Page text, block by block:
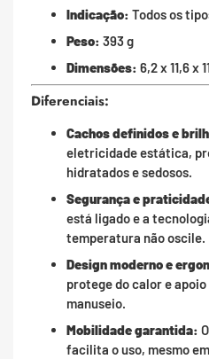
Indicação: Todos os
Peso: 393 g
Dimensões: 6,2 x 11,6 x
Diferenciais:
Cachos definidos e
eletricidade estática,
hidratados e sedosos.
Segurança e
está ligado e a
temperatura não oscile.
Design moderno e
protege do calor e
manuseio.
Mobilidade garantida:
facilita o uso, mesmo